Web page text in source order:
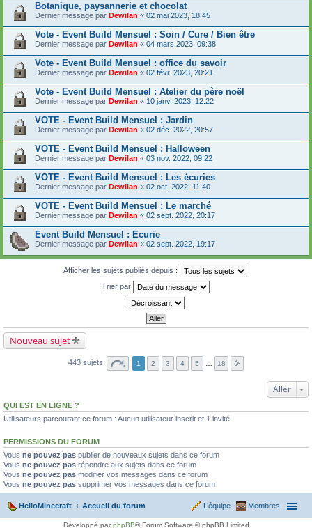
Botanique, paysannerie et chocolat
Dernier message par Dewilan « 02 mai 2023, 18:45
Vote - Event Build Mensuel : Soin / Cure / Bien être
Dernier message par Dewilan « 04 mars 2023, 09:38
Vote - Event Build Mensuel : office du savoir
Dernier message par Dewilan « 02 févr. 2023, 20:21
Vote - Event Build Mensuel : Atelier du père noël
Dernier message par Dewilan « 10 janv. 2023, 12:22
VOTE - Event Build Mensuel : Jardin
Dernier message par Dewilan « 02 déc. 2022, 20:57
VOTE - Event Build Mensuel : Halloween
Dernier message par Dewilan « 03 nov. 2022, 09:22
VOTE - Event Build Mensuel : Les écuries
Dernier message par Dewilan « 02 oct. 2022, 11:40
VOTE - Event Build Mensuel : Le marché
Dernier message par Dewilan « 02 sept. 2022, 20:17
Event Build Mensuel : Ecurie
Dernier message par Dewilan « 02 sept. 2022, 19:17
Afficher les sujets publiés depuis :
Trier par
Nouveau sujet
443 sujets 1 2 3 4 5 18
Aller
QUI EST EN LIGNE ?
Utilisateurs parcourant ce forum : Aucun utilisateur inscrit et 1 invité
PERMISSIONS DU FORUM
Vous ne pouvez pas publier de nouveaux sujets dans ce forum
Vous ne pouvez pas répondre aux sujets dans ce forum
Vous ne pouvez pas modifier vos messages dans ce forum
Vous ne pouvez pas supprimer vos messages dans ce forum
HelloMinecraft Accueil du forum Membres
L’équipe
Développé parphpBB® Forum Software © phpBB Limited